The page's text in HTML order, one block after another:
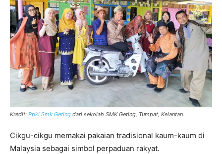
Kredit: Ppki Smk Geting dari sekolah SMK Geting, Tumpat, Kelantan.
Cikgu-cikgu memakai pakaian tradisional kaum-kaum di
Malaysia sebagai simbol perpaduan rakyat.